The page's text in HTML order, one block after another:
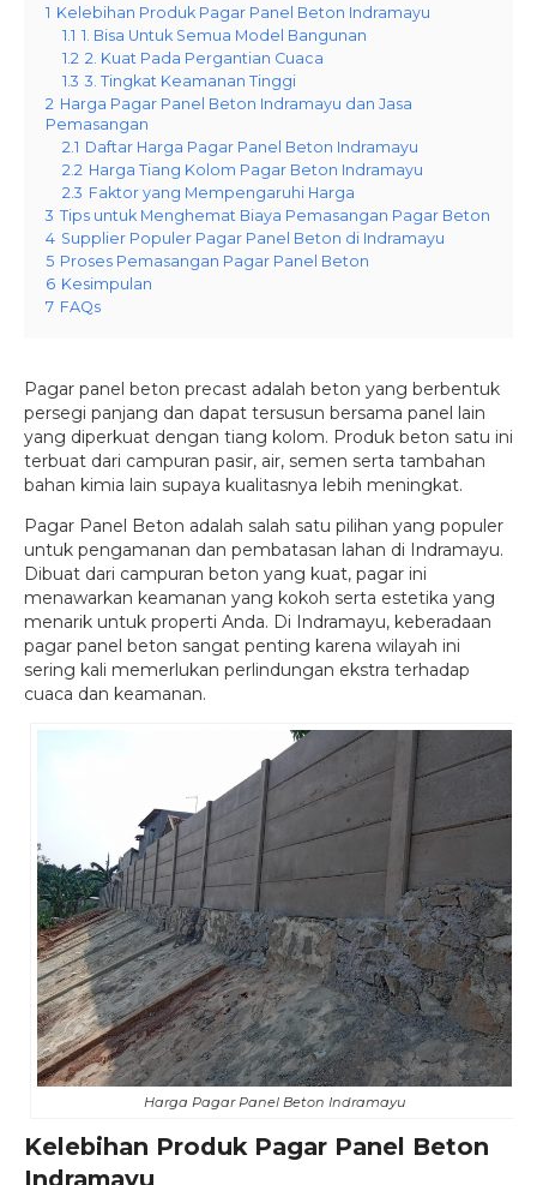
1 Kelebihan Produk Pagar Panel Beton Indramayu
1.1 1. Bisa Untuk Semua Model Bangunan
1.2 2. Kuat Pada Pergantian Cuaca
1.3 3. Tingkat Keamanan Tinggi
2 Harga Pagar Panel Beton Indramayu dan Jasa
Pemasangan
2.1 Daftar Harga Pagar Panel Beton Indramayu
2.2 Harga Tiang Kolom Pagar Beton Indramayu
2.3 Faktor yang Mempengaruhi Harga
3 Tips untuk Menghemat Biaya Pemasangan Pagar Beton
4 Supplier Populer Pagar Panel Beton di Indramayu
5 Proses Pemasangan Pagar Panel Beton
6 Kesimpulan
7 FAQs
Pagar panel beton precast adalah beton yang berbentuk
persegi panjang dan dapat tersusun bersama panel lain
yang diperkuat dengan tiang kolom. Produk beton satu ini
terbuat dari campuran pasir, air, semen serta tambahan
bahan kimia lain supaya kualitasnya lebih meningkat.
Pagar Panel Beton adalah salah satu pilihan yang populer
untuk pengamanan dan pembatasan lahan di Indramayu.
Dibuat dari campuran beton yang kuat, pagar ini
menawarkan keamanan yang kokoh serta estetika yang
menarik untuk properti Anda. Di Indramayu, keberadaan
pagar panel beton sangat penting karena wilayah ini
sering kali memerlukan perlindungan ekstra terhadap
cuaca dan keamanan.
Harga Pagar Panel Beton Indramayu
Kelebihan Produk Pagar Panel Beton